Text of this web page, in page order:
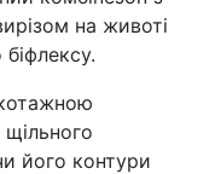
на животі
його контури